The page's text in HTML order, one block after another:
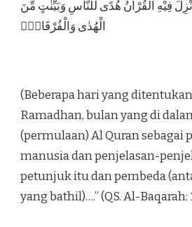
فِيْهِ الْقُرْاٰنُ هُدًى لِّلنَّاسِ وَبَيِّنٰتٍ مِّنَ
الْهُدٰى وَالْفُرْقَانِۚ
(Beberapa hari yang
Ramadhan, bulan yang di
(permulaan) Al Quran sebagai
manusia dan penjelasan-
petunjuk itu dan pembeda
yang bathil)….” (QS. Al-Baqarah: